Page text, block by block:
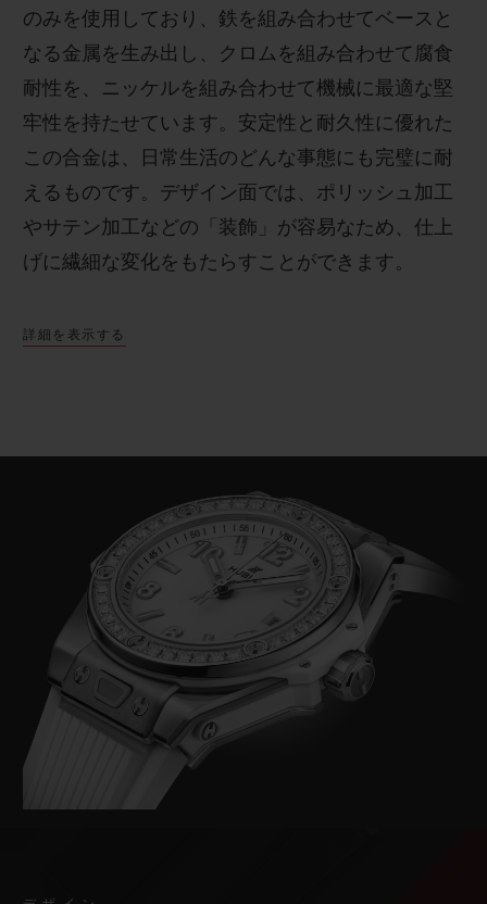
のみを使用しており、鉄を組み合わせてベースと
なる金属を生み出し、クロムを組み合わせて腐食
耐性を、ニッケルを組み合わせて機械に最適な堅
牢性を持たせています。安定性と耐久性に優れた
この合金は、日常生活のどんな事態にも完璧に耐
えるものです。 デザイン面では、ポリッシュ加工
やサテン加工などの「装飾」が容易なため、仕上
げに繊細な変化をもたらすことができます。
詳細を表示する